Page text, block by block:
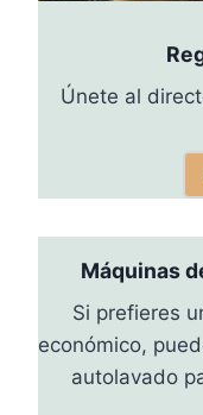
Únete al
Máquinas
Si prefieres
económico,
autolavado